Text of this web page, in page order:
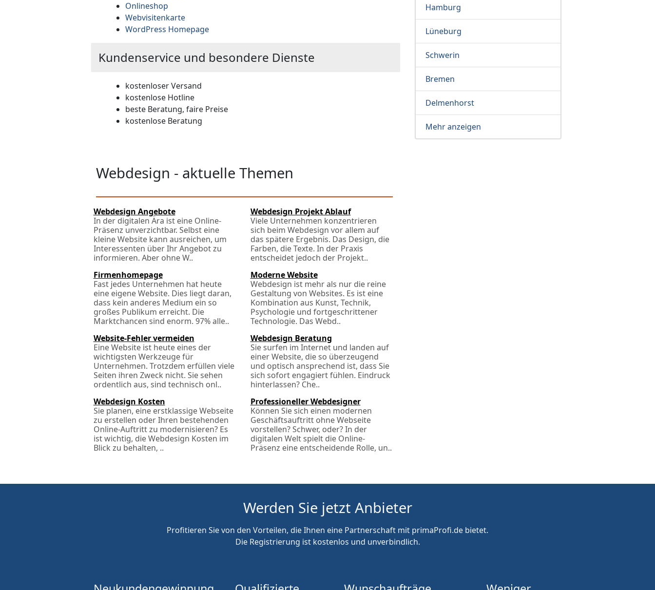
Onlineshop
Webvisitenkarte
WordPress Homepage
Kundenservice und besondere Dienste
kostenloser Versand
kostenlose Hotline
beste Beratung, faire Preise
kostenlose Beratung
Webdesign - aktuelle Themen
Webdesign Angebote
In der digitalen Ära ist eine Online-
Präsenz unverzichtbar. Selbst eine
kleine Website kann ausreichen, um
Interessenten über Ihr Angebot zu
informieren. Aber ohne W..
Webdesign Projekt Ablauf
Viele Unternehmen konzentrieren
sich beim Webdesign vor allem auf
das spätere Ergebnis. Das Design, die
Farben, die Texte. In der Praxis
entscheidet jedoch der Projekt..
Firmenhomepage
Fast jedes Unternehmen hat heute
eine eigene Website. Dies liegt daran,
dass kein anderes Medium ein so
großes Publikum erreicht. Die
Marktchancen sind enorm. 97% alle..
Moderne Website
Webdesign ist mehr als nur die reine
Gestaltung von Websites. Es ist eine
Kombination aus Kunst, Technik,
Psychologie und fortgeschrittener
Technologie. Das Webd..
Website-Fehler vermeiden
Eine Website ist heute eines der
wichtigsten Werkzeuge für
Unternehmen. Trotzdem erfüllen viele
Seiten ihren Zweck nicht. Sie sehen
ordentlich aus, sind technisch onl..
Webdesign Beratung
Sie surfen im Internet und landen auf
einer Website, die so überzeugend
und optisch ansprechend ist, dass Sie
sich sofort engagiert fühlen. Eindruck
hinterlassen? Che..
Webdesign Kosten
Sie planen, eine erstklassige Webseite
zu erstellen oder Ihren bestehenden
Online-Auftritt zu modernisieren? Es
ist wichtig, die Webdesign Kosten im
Blick zu behalten, ..
Professioneller Webdesigner
Können Sie sich einen modernen
Geschäftsauftritt ohne Webseite
vorstellen? Schwer, oder? In der
digitalen Welt spielt die Online-
Präsenz eine entscheidende Rolle, un..
Hamburg
Lüneburg
Schwerin
Bremen
Delmenhorst
Mehr anzeigen
Werden Sie jetzt Anbieter
Profitieren Sie von den Vorteilen, die Ihnen eine Partnerschaft mit primaProfi.de bietet.
Die Registrierung ist kostenlos und unverbindlich.